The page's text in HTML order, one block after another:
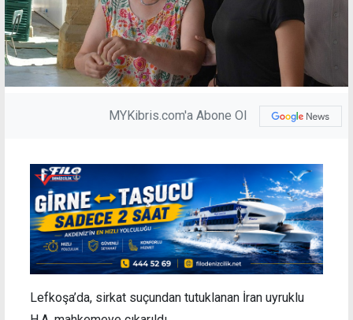
MYKibris.com'a Abone Ol
Lefkoşa’da, sirkat suçundan tutuklanan İran uyruklu